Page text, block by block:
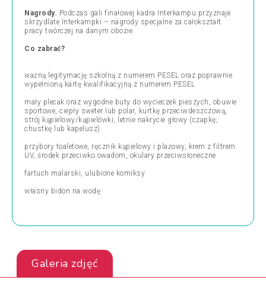
Nagrody. Podczas gali finałowej kadra Interkampu przyznaje
skrzydlate Interkampki – nagrody specjalne za całokształt
pracy twórczej na danym obozie.
Co zabrać?
ważną legitymację szkolną z numerem PESEL oraz poprawnie
wypełnioną kartę kwalifikacyjną z numerem PESEL
mały plecak oraz wygodne buty do wycieczek pieszych, obuwie
sportowe, ciepły sweter lub polar, kurtkę przeciwdeszczową,
strój kąpielowy/kąpielówki, letnie nakrycie głowy (czapkę,
chustkę lub kapelusz)
przybory toaletowe, ręcznik kąpielowy i plażowy, krem z filtrem
UV, środek przeciwko owadom, okulary przeciwsłoneczne
fartuch malarski, ulubione komiksy
własny bidon na wodę
Galeria zdjęć